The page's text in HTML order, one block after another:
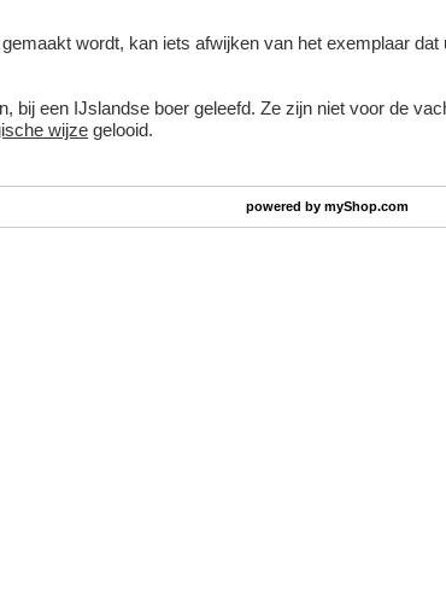
wordt, kan iets afwijken van het exemplaar
bij een IJslandse boer geleefd. Ze zijn niet voor de
wijze gelooid.
powered bymyShop.com